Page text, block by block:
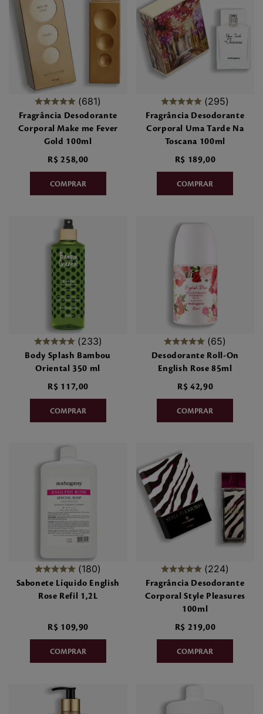
º make me fever
style
style pleasures
flor cerejeira
681
Fragrância Desodorante
Corporal Make me Fever
Gold 100ml
R$ 258,00
295
Fragrância Desodorante
Corporal Uma Tarde Na
Toscana 100ml
R$ 189,00
233
Body Splash Bambou
Oriental 350 ml
R$ 117,00
65
Desodorante Roll-On
English Rose 85ml
R$ 42,90
180
Sabonete Líquido English
Rose Refil 1,2L
R$ 109,90
224
Fragrância Desodorante
Corporal Style Pleasures
100ml
R$ 219,00